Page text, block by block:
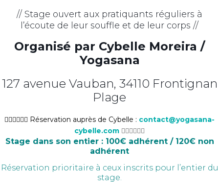
// Stage ouvert aux pratiquants réguliers à
l’écoute de leur souffle et de leur corps //
Organisé par Cybelle Moreira /
Yogasana
127 avenue Vauban, 34110 Frontignan
Plage
👉🏼👉🏼👉🏼 Réservation auprès de Cybelle : contact@yogasana-
cybelle.com 👈🏼👈🏼👈🏼
Stage dans son entier : 100€ adhérent / 120€ non
adhérent
Réservation prioritaire à ceux inscrits pour l’entier du
stage.